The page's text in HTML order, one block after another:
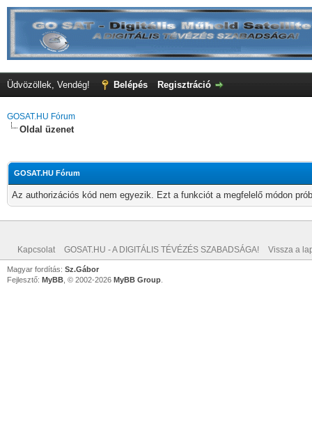
Üdvözöllek, Vendég! Belépés Regisztráció
GOSAT.HU Fórum
Oldal üzenet
GOSAT.HU Fórum
Az authorizációs kód nem egyezik. Ezt a funkciót a megfelelő módon
Kapcsolat GOSAT.HU - A DIGITÁLIS TÉVÉZÉS SZABADSÁGA! Vissza a
Magyar fordítás: Sz.Gábor
Fejlesztő: MyBB , © 2002-2026 MyBB Group